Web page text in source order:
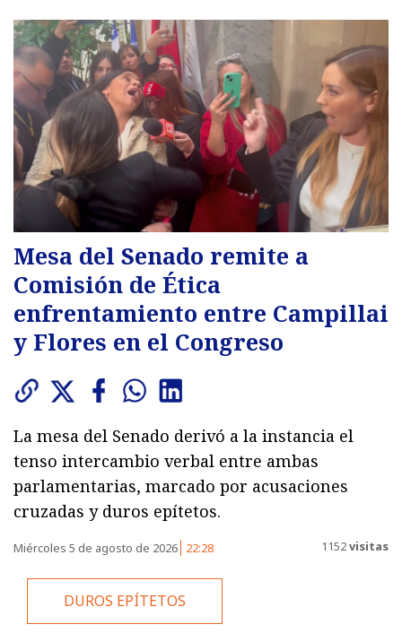
Mesa del Senado remite a
Comisión de Ética
enfrentamiento entre Campillai
y Flores en el Congreso
La mesa del Senado derivó a la instancia el
tenso intercambio verbal entre ambas
parlamentarias, marcado por acusaciones
cruzadas y duros epítetos.
Miércoles 5 de agosto de 2026 22:28 1152visitas
DUROS EPÍTETOS